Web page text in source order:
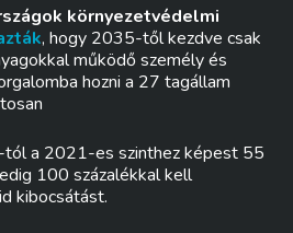
környezetvédelmi
, hogy 2035-től kezdve csak
működő személy és
hozni a 27 tagállam
a 2021-es szinthez képest 55
100 százalékkal kell
kibocsátást.